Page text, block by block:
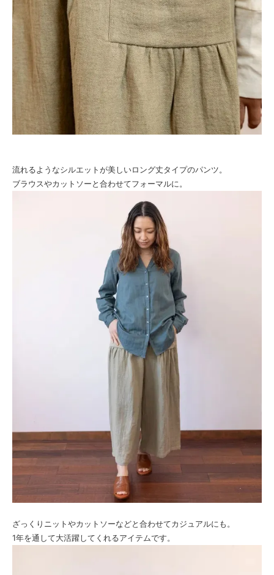
流れるようなシルエットが美しいロング丈タイプのパンツ。
ブラウスやカットソーと合わせてフォーマルに。
ざっくりニットやカットソーなどと合わせてカジュアルにも。
1年を通して大活躍してくれるアイテムです。